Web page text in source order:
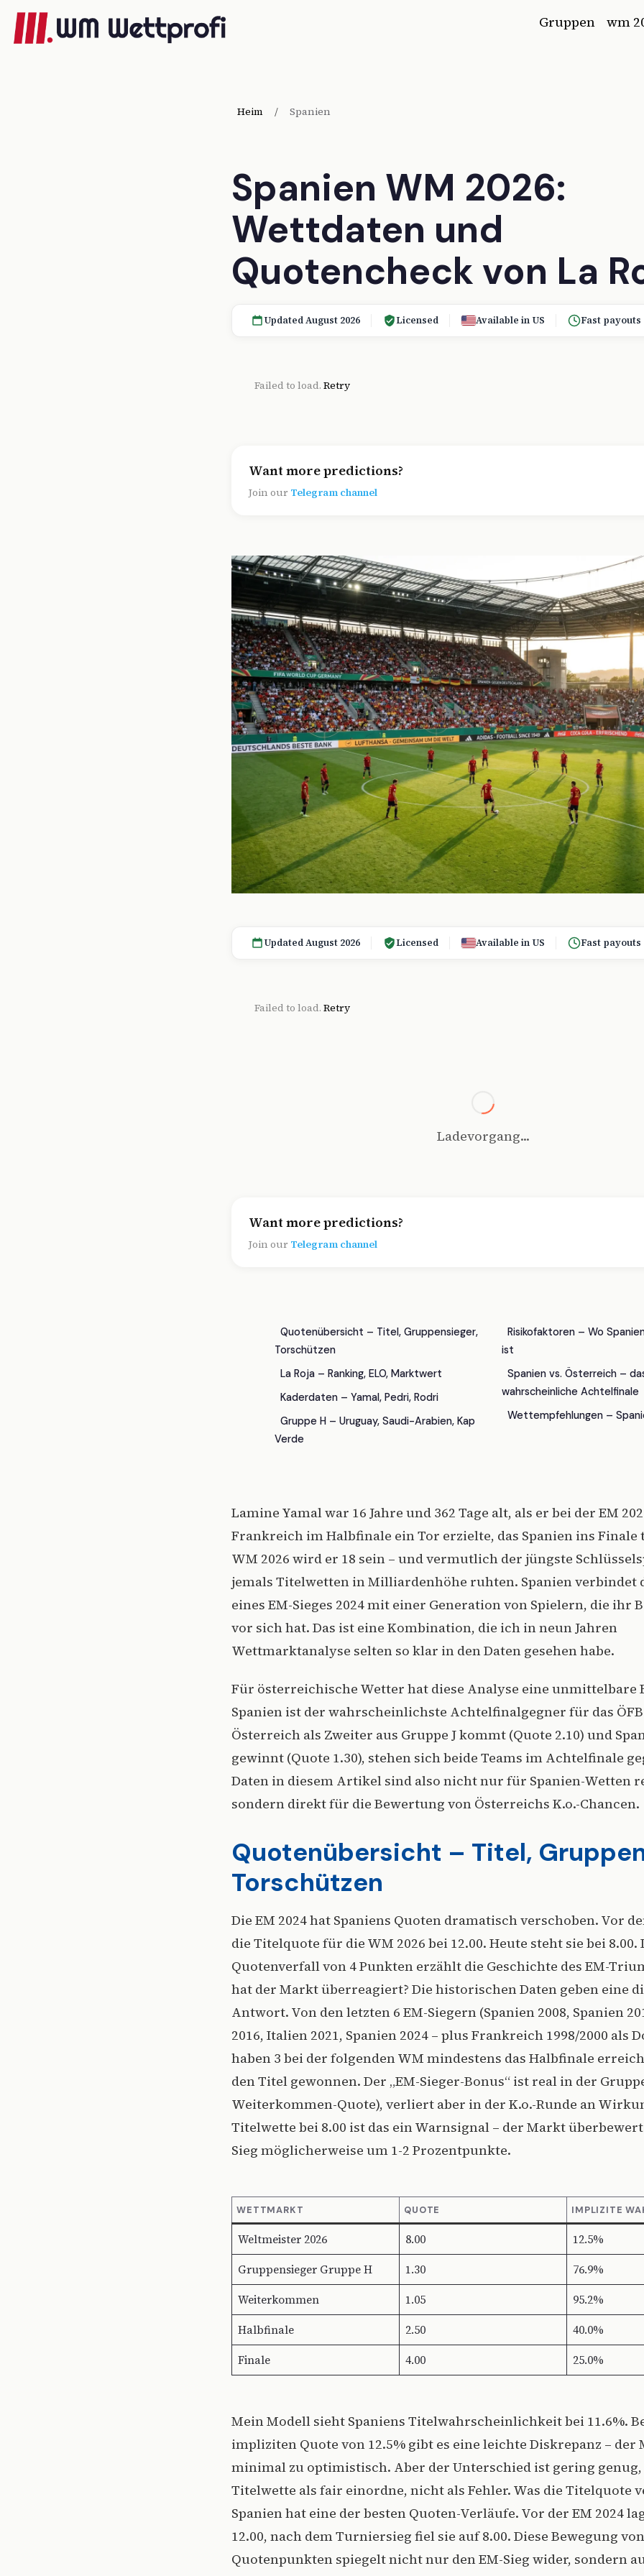
Gruppen wm
Heim / Spanien
Spanien WM 2026:
Wettdaten und
Quotencheck von La
Updated August 2026 Licensed Available in US Fast payouts
Failed to load. Retry
Want more predictions?
Join our Telegram channel
Updated August 2026 Licensed Available in US Fast payouts
Failed to load. Retry
Ladevorgang...
Want more predictions?
Join our Telegram channel
Quotenübersicht – Titel, Gruppensieger,
Torschützen
La Roja – Ranking, ELO, Marktwert
Kaderdaten – Yamal, Pedri, Rodri
Gruppe H – Uruguay, Saudi-Arabien, Kap
Verde
Risikofaktoren – Wo
ist
Spanien vs. Österreich –
wahrscheinliche Achtelfinale
Wettempfehlungen –
Lamine Yamal war 16 Jahre und 362 Tage alt, als er bei der EM
Frankreich im Halbfinale ein Tor erzielte, das Spanien ins Finale
WM 2026 wird er 18 sein – und vermutlich der jüngste
jemals Titelwetten in Milliardenhöhe ruhten. Spanien verbindet
eines EM-Sieges 2024 mit einer Generation von Spielern, die ihr
vor sich hat. Das ist eine Kombination, die ich in neun Jahren
Wettmarktanalyse selten so klar in den Daten gesehen habe.
Für österreichische Wetter hat diese Analyse eine unmittelbare
Spanien ist der wahrscheinlichste Achtelfinalgegner für das
Österreich als Zweiter aus Gruppe J kommt (Quote 2.10) und
gewinnt (Quote 1.30), stehen sich beide Teams im Achtelfinale
Daten in diesem Artikel sind also nicht nur für Spanien-Wetten
sondern direkt für die Bewertung von Österreichs K.o.-Chancen.
Quotenübersicht – Titel,
Torschützen
Die EM 2024 hat Spaniens Quoten dramatisch verschoben. Vor
die Titelquote für die WM 2026 bei 12.00. Heute steht sie bei 8.00.
Quotenverfall von 4 Punkten erzählt die Geschichte des EM-
hat der Markt überreagiert? Die historischen Daten geben eine
Antwort. Von den letzten 6 EM-Siegern (Spanien 2008, Spanien
2016, Italien 2021, Spanien 2024 – plus Frankreich 1998/2000 als
haben 3 bei der folgenden WM mindestens das Halbfinale
den Titel gewonnen. Der „EM-Sieger-Bonus“ ist real in der
Weiterkommen-Quote), verliert aber in der K.o.-Runde an
Titelwette bei 8.00 ist das ein Warnsignal – der Markt
Sieg möglicherweise um 1-2 Prozentpunkte.
WETTMARKT QUOTE IMPLIZITE
Weltmeister 2026 8.00
12.5%
Gruppensieger Gruppe H
1.30
76.9%
Weiterkommen
1.05
95.2%
Halbfinale
2.50
40.0%
Finale
4.00 25.0%
Mein Modell sieht Spaniens Titelwahrscheinlichkeit bei 11.6%.
impliziten Quote von 12.5% gibt es eine leichte Diskrepanz – der
minimal zu optimistisch. Aber der Unterschied ist gering genug,
Titelwette als fair einordne, nicht als Fehler. Was die Titelquote
Spanien hat eine der besten Quoten-Verläufe. Vor der EM 2024
12.00, nach dem Turniersieg fiel sie auf 8.00. Diese Bewegung
Quotenpunkten spiegelt nicht nur den EM-Sieg wider, sondern